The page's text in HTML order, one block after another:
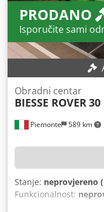
PRODANO
Isporučite sami
Piemonte 589 km
Obradni centar
BIESSE ROVER 30
Stanje: neprovjereno
Funkcionalnost: